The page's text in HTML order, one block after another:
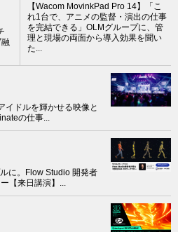
融
【Wacom MovinkPad Pro 14】「こ
れ1台で、アニメの監督・演出の仕事
を完結できる」OLMグループに、管
理と現場の両面から導入効果を聞い
た...
イドルを輝かせる映像と
の仕事...
に。Flow Studio 開発者
【来日講演】...